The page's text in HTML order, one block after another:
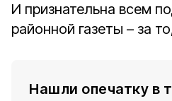
И признательна всем
районной газеты – за
Нашли опечатку в